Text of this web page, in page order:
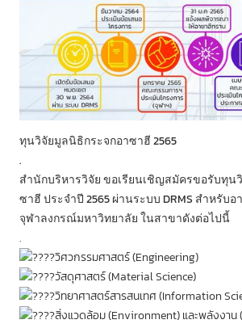
ทุนวิจัยมูลนิธิกระจกอาซาฮี 2565
.
สำนักบริหารวิจัย ขอเรียนเชิญสมัครขอรับทุน
ซาฮี ประจำปี 2565 ผ่านระบบ DRMS สำหรับ
จุฬาลงกรณ์มหาวิทยาลัย ในสาขาดังต่อไปนี้
.
วิศวกรรมศาสตร์ (Engineering)
วัสดุศาสตร์ (Material Science)
วิทยาศาสตร์สารสนเทศ (Information
สิ่งแวดล้อม (Environment) และพลังงาน